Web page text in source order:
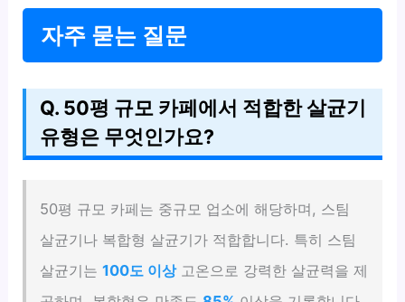
자주 묻는 질문
Q. 50평 규모 카페에서 적합한 살균기
유형은 무엇인가요?
50평 규모 카페는 중규모 업소에 해당하며, 스팀
살균기나 복합형 살균기가 적합합니다. 특히 스팀
살균기는100도 이상고온으로 강력한 살균력을 제